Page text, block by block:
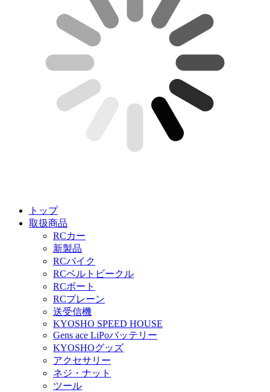
トップ
取扱商品
RCカー
新製品
RCバイク
RCベルトビークル
RCボート
RCプレーン
送受信機
KYOSHO SPEED HOUSE
Gens ace LiPoバッテリー
KYOSHOグッズ
アクセサリー
ネジ・ナット
ツール